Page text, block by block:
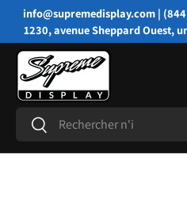
Aller au contenu
info@supremedisplay.com |
1230, avenue Sheppard Ouest,
Recherche
Rechercher